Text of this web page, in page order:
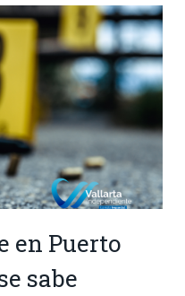
en Puerto
sabe